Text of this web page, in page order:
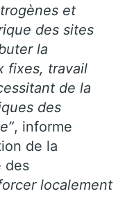
et
des sites
la
fixes, travail
de la
des
, informe
de la
des
localement